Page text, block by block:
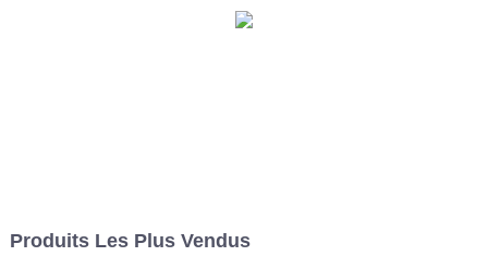
Produits Les Plus Vendus